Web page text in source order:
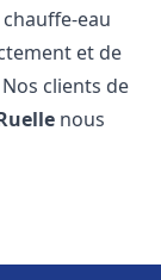
eau
et de
clients de
nous